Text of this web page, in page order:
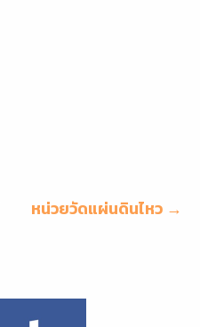
หน่วยวัดแผ่นดินไหว →